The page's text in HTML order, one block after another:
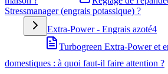
Stressmanager (engrais potassique) ?
Extra-Power - Engrais azoté4
Turbogreen Extra-Power et
domestiques : à quoi faut-il faire attention ?